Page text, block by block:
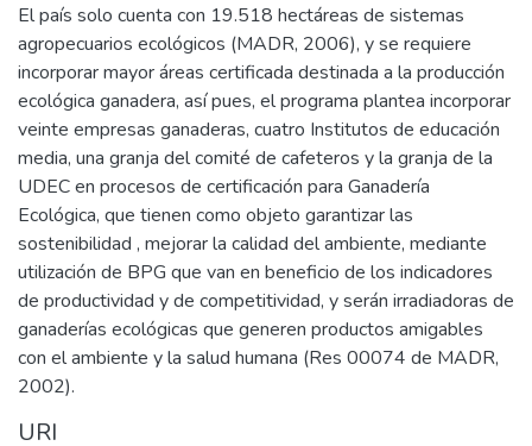
El país solo cuenta con 19.518 hectáreas de sistemas
agropecuarios ecológicos (MADR, 2006), y se requiere
incorporar mayor áreas certificada destinada a la producción
ecológica ganadera, así pues, el programa plantea incorporar
veinte empresas ganaderas, cuatro Institutos de educación
media, una granja del comité de cafeteros y la granja de la
UDEC en procesos de certificación para Ganadería
Ecológica, que tienen como objeto garantizar las
sostenibilidad , mejorar la calidad del ambiente, mediante
utilización de BPG que van en beneficio de los indicadores
de productividad y de competitividad, y serán irradiadoras de
ganaderías ecológicas que generen productos amigables
con el ambiente y la salud humana (Res 00074 de MADR,
2002).
URI